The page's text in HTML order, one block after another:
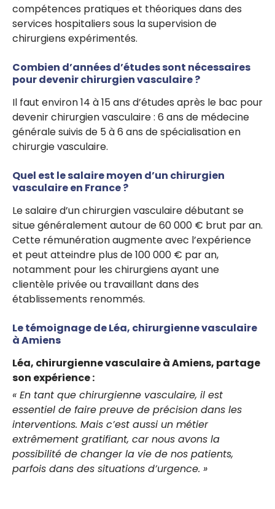
compétences pratiques et théoriques dans des
services hospitaliers sous la supervision de
chirurgiens expérimentés.
Combien d’années d’études sont nécessaires
pour devenir chirurgien vasculaire ?
Il faut environ 14 à 15 ans d’études après le bac pour
devenir chirurgien vasculaire : 6 ans de médecine
générale suivis de 5 à 6 ans de spécialisation en
chirurgie vasculaire.
Quel est le salaire moyen d’un chirurgien
vasculaire en France ?
Le salaire d’un chirurgien vasculaire débutant se
situe généralement autour de 60 000 € brut par an.
Cette rémunération augmente avec l’expérience
et peut atteindre plus de 100 000 € par an,
notamment pour les chirurgiens ayant une
clientèle privée ou travaillant dans des
établissements renommés.
Le témoignage de Léa, chirurgienne vasculaire
à Amiens
Léa, chirurgienne vasculaire à Amiens, partage
son expérience :
« En tant que chirurgienne vasculaire, il est
essentiel de faire preuve de précision dans les
interventions. Mais c’est aussi un métier
extrêmement gratifiant, car nous avons la
possibilité de changer la vie de nos patients,
parfois dans des situations d’urgence. »